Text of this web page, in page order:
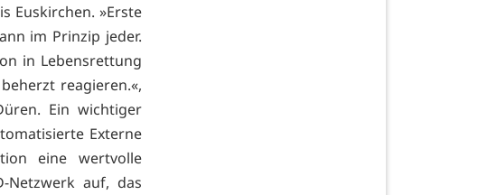
Euskirchen. »Erste
im Prinzip jeder.
in Lebensrettung
reagieren.«,
Ein wichtiger
Externe
eine wertvolle
Netzwerk auf, das